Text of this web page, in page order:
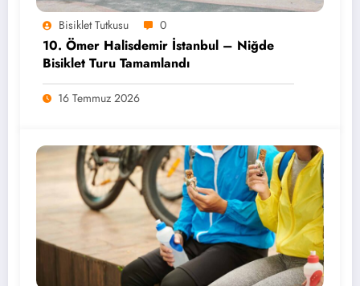
Bisiklet Tutkusu 0
10. Ömer Halisdemir İstanbul – Niğde
Bisiklet Turu Tamamlandı
16 Temmuz 2026